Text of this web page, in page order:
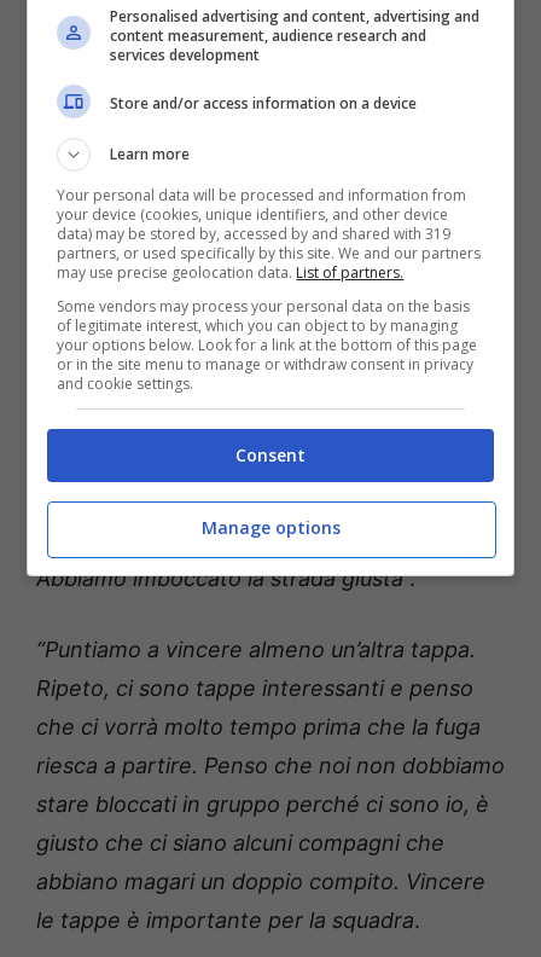
bene. L’idea è comunque quella di fare un
passo alla volta e provare magari a prendere
qua e là qualche secondo sugli altri che
lottano per il podio. Il podio per me sarebbe
un sogno“.
E ancora, sempre a a SpazioCiclismo. “
imparato dove stanno i miei limiti, soprattutto
in termini di allenamento, e ho imparato a
gestire la mia salute. E anche che, quando
hai un momento di calo di forma, non devi
continuare a martellarti. Su questo punto ho
lavorato molto con il mio allenatore e
abbiamo trovato il modo giusto di lavorare.
Abbiamo imboccato la strada giusta“.
“Puntiamo a vincere almeno un’altra tappa.
Ripeto, ci sono tappe interessanti e penso
che ci vorrà molto tempo prima che la fuga
riesca a partire. Penso che noi non dobbiamo
stare bloccati in gruppo perché ci sono io, è
giusto che ci siano alcuni compagni che
abbiano magari un doppio compito. Vincere
le tappe è importante per la squadra.
Personalised advertising and content, advertising and
content measurement, audience research and
services development
Store and/or access information on a device
Learn more
Your personal data will be processed and information from
your device (cookies, unique identifiers, and other device
data) may be stored by, accessed by and shared with 319
partners, or used specifically by this site. We and our partners
may use precise geolocation data. List of partners.
Some vendors may process your personal data on the basis
of legitimate interest, which you can object to by managing
your options below. Look for a link at the bottom of this page
or in the site menu to manage or withdraw consent in privacy
and cookie settings.
Consent
Manage options